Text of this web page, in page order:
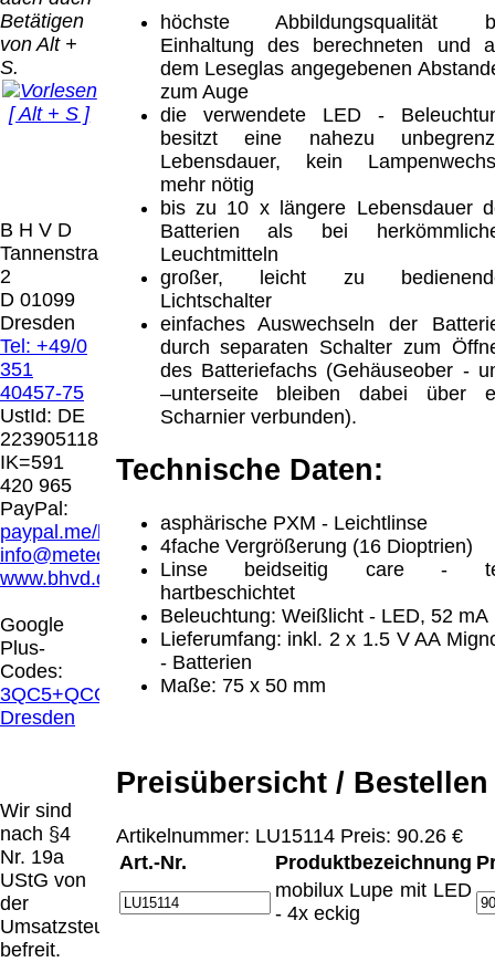
Betätigen
von Alt +
S.
[ Alt + S ]
B H V D
Tannenstrasse
2
D 01099
Dresden
Tel: +49/0
351
40457-75
UstId: DE
223905118
IK=591
420 965
PayPal:
paypal.me/blindenhilfsmittel
info@meteor.vision
www.bhvd.de
Google
Plus-
Codes:
3QC5+QCG
Dresden
Wir sind
nach §4
Nr. 19a
UStG von
der
Umsatzsteuer
befreit.
höchste Abbildungsqualität
Einhaltung des berechneten und
dem Leseglas angegebenen
zum Auge
die verwendete LED -
besitzt eine nahezu
Lebensdauer, kein
mehr nötig
bis zu 10 x längere Lebensdauer
Batterien als bei
Leuchtmitteln
großer, leicht zu
Lichtschalter
einfaches Auswechseln der
durch separaten Schalter zum
des Batteriefachs (Gehäuseober -
–unterseite bleiben dabei über
Scharnier verbunden).
Technische Daten:
asphärische PXM - Leichtlinse
4fache Vergrößerung (16 Dioptrien)
Linse beidseitig care -
hartbeschichtet
Beleuchtung: Weißlicht - LED, 52 mA
Lieferumfang: inkl. 2 x 1.5 V AA
- Batterien
Maße: 75 x 50 mm
Preisübersicht / Bestellen
Artikelnummer: LU15114 Preis: 90.26 €
Art.-Nr.
Produktbezeichnung
mobilux Lupe mit LED
- 4x eckig
Der Versand erfolgt
als versichertes
Paket.
Selbstabholung
vom Büro oder
Ausstellungen:
0.00 €
Versandart
erhalten Sie per
Email z.B. einen
und die
Rechnung /
Lieferschein. Sie
keinen
Datenträger
Die in diesem Dokument genannten
Warenzeichen sind Eigentum der jeweiligen
Firmen. Preisänderungen, Irrtümer und
technische Änderungen vorbehalten.
letzte Änderung: 26. Januar 2026 Blinden
Hilfsmittel Vertrieb Dresden,
Mit einem Urteil vom 12.05.1998 - 312 O
85/98 - Haftung für Links hat das Landgericht
Hamburg entschieden, dass man durch die
Anbringung eines Links, die Inhalte der
gelinkten Seite ggf. mit zu verantworten hat.
Dieses kann nur dadurch verhindert werden,
dass man sich ausdrücklich von diesen
Inhalten distanziert. Hiermit distanzieren wir
uns ausdrücklich von allen Inhalten, aller
gelinkten Seiten auf unserer Homepage und
machen uns diese Inhalte nicht zu eigen.
Diese Erklärung gilt für alle auf unserer
Homepage angebrachten Links.
Plattform zur Online-Streitbeilegung (OS)
bereit. Die Plattform finden Sie unter
http://ec.europa.eu/consumers/odr/Unsere E-
Mailadresse lautet:info@meteor.vision .
Seitenanfang Impressum AGB Widerruf
Datenschutz
Urheberrechte Kontakt
Links
Katalog (PDF) Sitemap
Wir
[ 6482 ]
große Anzeige